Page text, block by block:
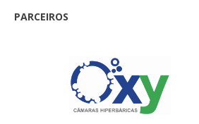
PARCEIROS